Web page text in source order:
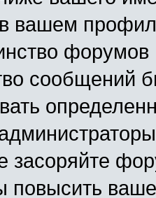
вашем
форумов
сообщений
засоряйте
повысить